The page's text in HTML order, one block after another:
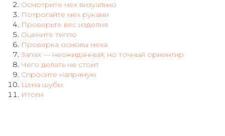
Осмотрите мех визуально
Потрогайте мех руками
Проверьте вес изделия
Оцените тепло
Проверка основы меха
Запах — неожиданный, но точный ориентир
Чего делать не стоит
Спросите напрямую
Цена шубы
Итоги